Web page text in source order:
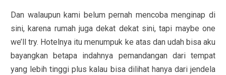
Dan walaupun kami belum pernah mencoba menginap di
sini, karena rumah juga dekat dekat sini, tapi maybe one
we’ll try. Hotelnya itu menumpuk ke atas dan udah bisa aku
bayangkan betapa indahnya pemandangan dari tempat
yang lebih tinggi plus kalau bisa dilihat hanya dari jendela